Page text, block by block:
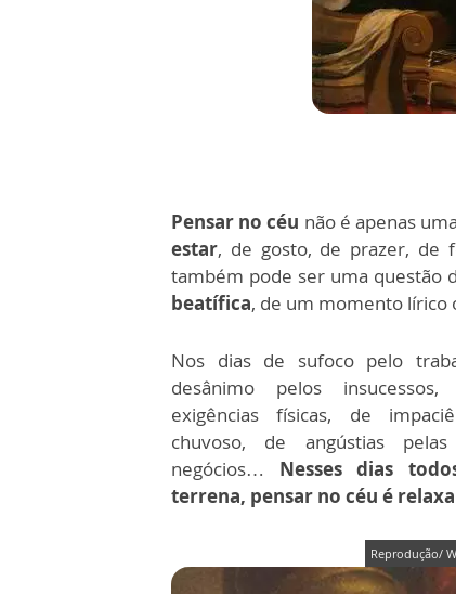
Pensar no céu não é apenas
estar, de gosto, de prazer, de
também pode ser uma questão
beatífica, de um momento lírico
Nos dias de sufoco pelo
desânimo pelos
exigências físicas, de
chuvoso, de angústias
negócios… Nesses dias
terrena, pensar no céu é
Reprodução/